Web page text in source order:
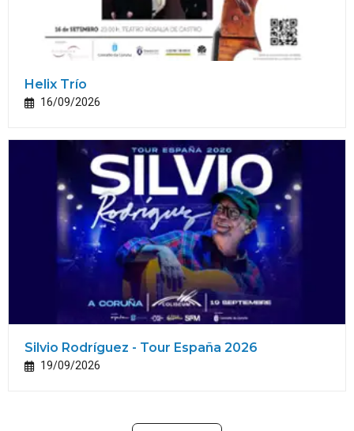
Helix Trío
16/09/2026
Silvio Rodríguez - Tour España 2026
19/09/2026